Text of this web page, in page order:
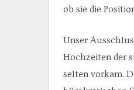
ob sie die
Unser
Hochzeiten der
selten vorkam.